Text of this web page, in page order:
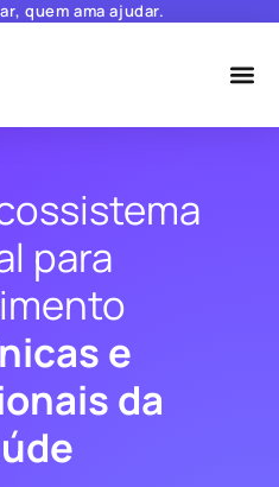
quem ama ajudar.
para
e
da